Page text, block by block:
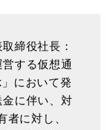
締役社長：
する仮想通
において発
に伴い、対
者に対し、